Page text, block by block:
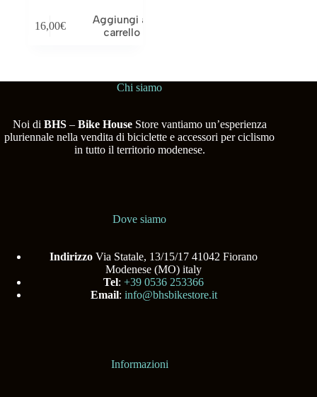
16,00€
Aggiungi al
carrello
Chi siamo
Noi di BHS– Bike HouseStore vantiamo un’esperienza
pluriennale nella vendita di biciclette e accessori per ciclismo
in tutto il territorio modenese.
Dove siamo
Indirizzo Via Statale, 13/15/17 41042 Fiorano
Modenese (MO) italy
Tel:+39 0536 253366
Email: info@bhsbikestore.it
Informazioni